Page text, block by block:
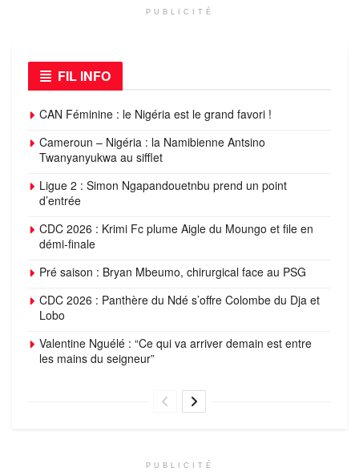
PUBLICITÉ
FIL INFO
CAN Féminine : le Nigéria est le grand favori !
Cameroun – Nigéria : la Namibienne Antsino
Twanyanyukwa au sifflet
Ligue 2 : Simon Ngapandouetnbu prend un point
d’entrée
CDC 2026 : Krimi Fc plume Aigle du Moungo et file en
démi-finale
Pré saison : Bryan Mbeumo, chirurgical face au PSG
CDC 2026 : Panthère du Ndé s’offre Colombe du Dja et
Lobo
Valentine Nguélé : “Ce qui va arriver demain est entre
les mains du seigneur”
PUBLICITÉ